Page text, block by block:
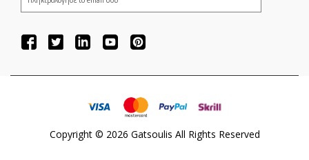
Copyright © 2026 Gatsoulis All Rights Reserved